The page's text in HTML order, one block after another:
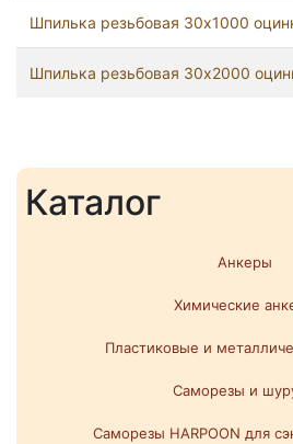
Каталог
Анкеры
Химические
Пластиковые и
Саморезы и
Саморезы HARPOON для
Шпилька резьбовая 30x1000
Шпилька резьбовая 30x2000